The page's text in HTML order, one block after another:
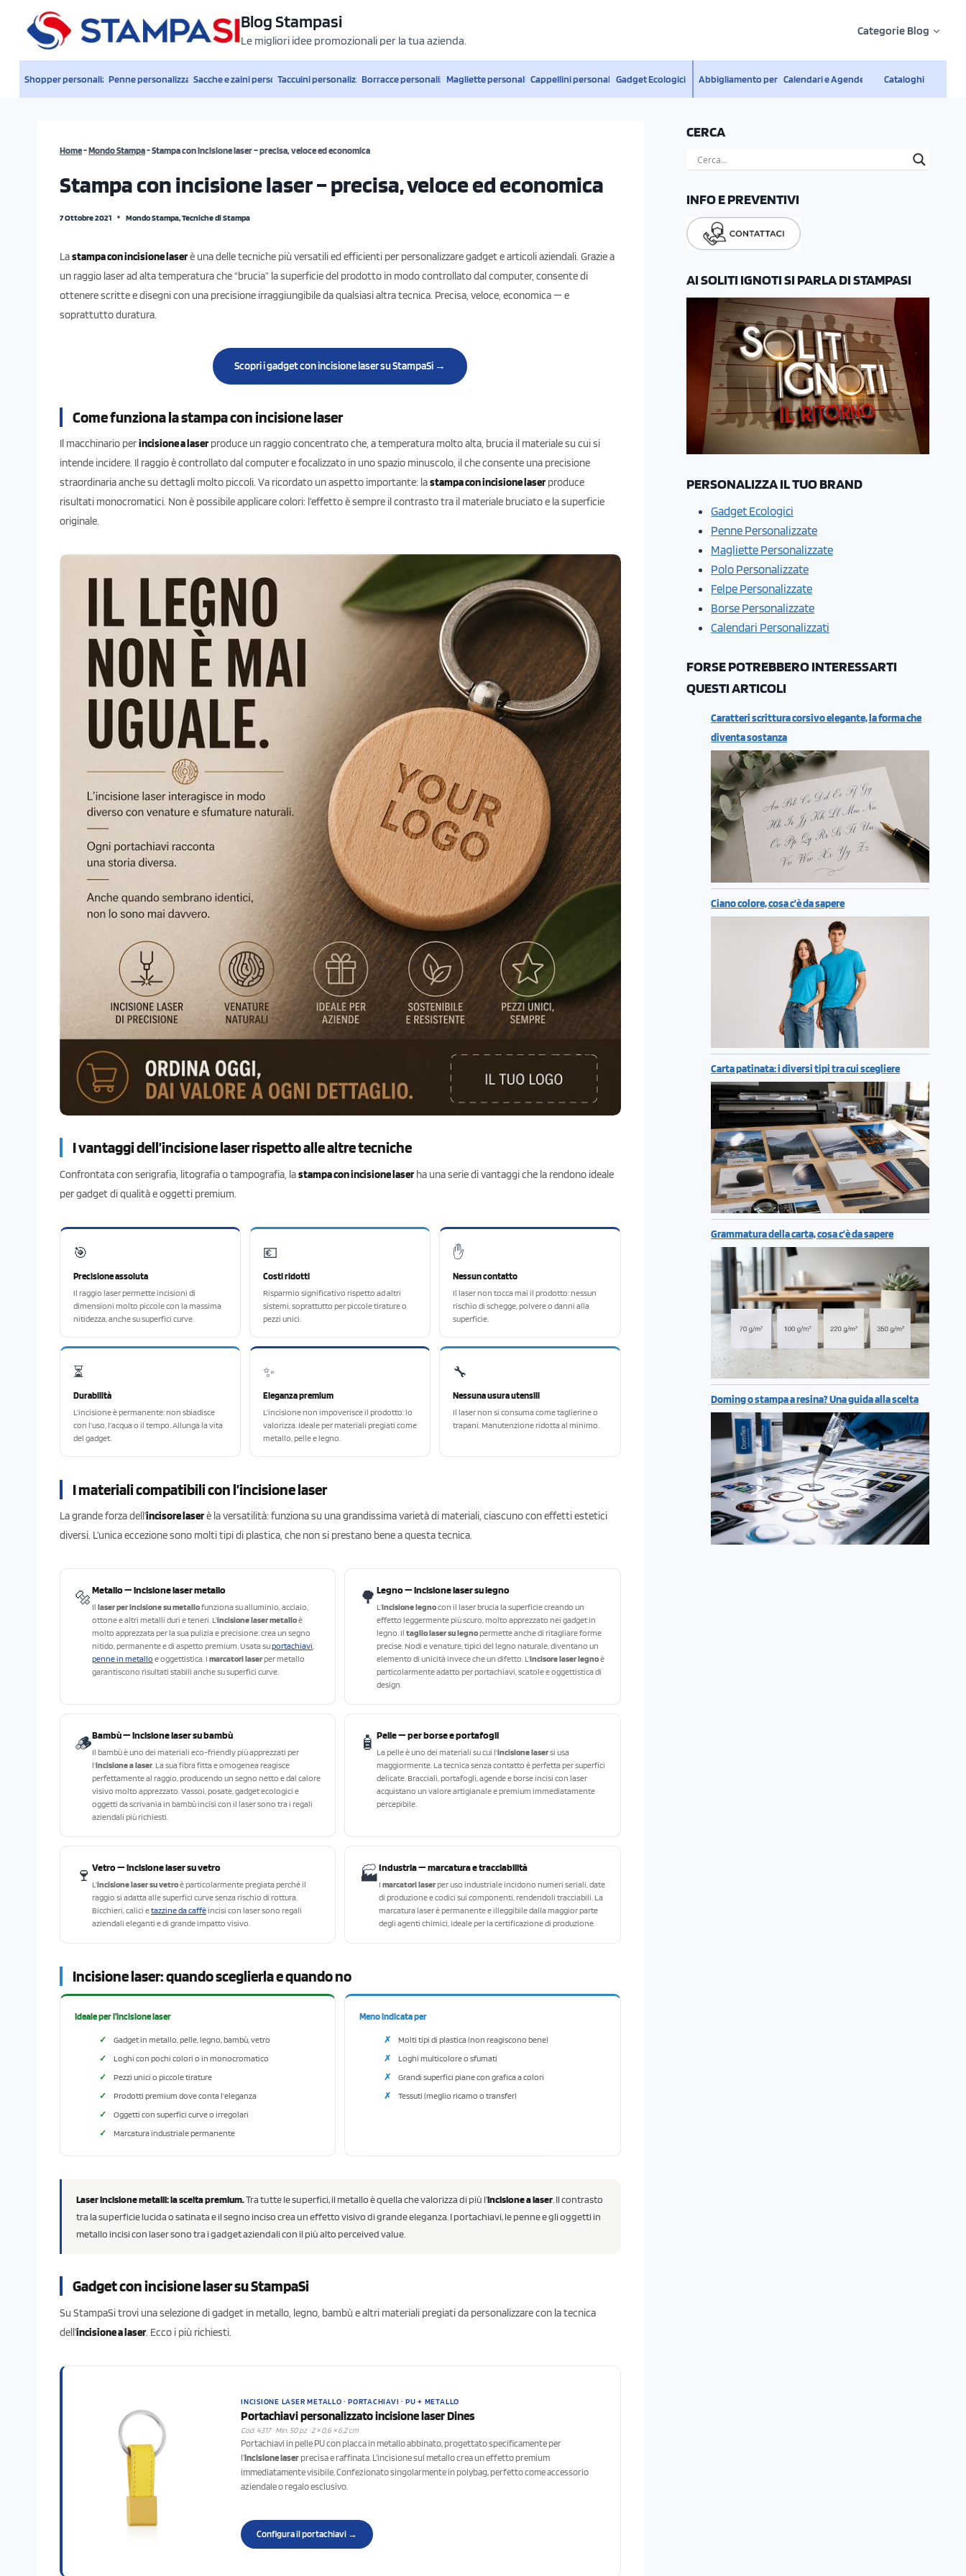
contenuto
Blog Stampasi
Le migliori idee promozionali per la tua azienda.
Categorie Blog
Shopper personalizzatePenne personalizzateSacche e zaini personalizzatiTaccuini personalizzatiBorracce personalizzateMagliette personalizzateCappellini personalizzatiGadget Ecologici Abbigliamento personalizzato
Calendari e Agende Cataloghi
Home-Mondo Stampa-Stampa con incisione laser – precisa, veloce ed economica
Stampa con incisione laser – precisa, veloce ed economica
7 Ottobre 2021 Mondo Stampa,Tecniche di Stampa
Lastampa con incisione laserè una delle tecniche più versatili ed efficienti per personalizzare gadget e articoli aziendali. Grazie a
un raggio laser ad alta temperatura che “brucia” la superficie del prodotto in modo controllato dal computer, consente di
ottenere scritte e disegni con una precisione irraggiungibile da qualsiasi altra tecnica. Precisa, veloce, economica — e
soprattutto duratura.
Scopri i gadget con incisione laser su StampaSi →
Come funziona la stampa con incisione laser
Il macchinario perincisione a laserproduce un raggio concentrato che, a temperatura molto alta, brucia il materiale su cui si
intende incidere. Il raggio è controllato dal computer e focalizzato in uno spazio minuscolo, il che consente una precisione
straordinaria anche su dettagli molto piccoli. Va ricordato un aspetto importante: lastampa con incisione laserproduce
risultati monocromatici. Non è possibile applicare colori: l’effetto è sempre il contrasto tra il materiale bruciato e la superficie
originale.
I vantaggi dell’incisione laser rispetto alle altre tecniche
Confrontata con serigrafia, litografia o tampografia, lastampa con incisione laserha una serie di vantaggi che la rendono ideale
per gadget di qualità e oggetti premium.
🎯
Precisione assoluta
Il raggio laser permette incisioni di
dimensioni molto piccole con la massima
nitidezza, anche su superfici curve.
💶
Costi ridotti
Risparmio significativo rispetto ad altri
sistemi, soprattutto per piccole tirature o
pezzi unici.
✋
Nessun contatto
Il laser non tocca mai il prodotto: nessun
rischio di schegge, polvere o danni alla
superficie.
⏳
Durabilità
L’incisione è permanente: non sbiadisce
con l’uso, l’acqua o il tempo. Allunga la vita
del gadget.
✨
Eleganza premium
L’incisione non impoverisce il prodotto: lo
valorizza. Ideale per materiali pregiati come
metallo, pelle e legno.
🔧
Nessuna usura utensili
Il laser non si consuma come taglierine o
trapani. Manutenzione ridotta al minimo.
I materiali compatibili con l’incisione laser
La grande forza dell’incisore laserè la versatilità: funziona su una grandissima varietà di materiali, ciascuno con effetti estetici
diversi. L’unica eccezione sono molti tipi di plastica, che non si prestano bene a questa tecnica.
🔩Metallo — incisione laser metallo
Il laser per incisione su metallofunziona su alluminio, acciaio,
ottone e altri metalli duri e teneri. L’incisione laser metalloè
molto apprezzata per la sua pulizia e precisione: crea un segno
nitido, permanente e di aspetto premium. Usata suportachiavi,
penne in metallo e oggettistica. I marcatori laserper metallo
garantiscono risultati stabili anche su superfici curve.
🌳Legno — incisione laser su legno
L’incisione legnocon il laser brucia la superficie creando un
effetto leggermente più scuro, molto apprezzato nei gadget in
legno. Iltaglio laser su legnopermette anche di ritagliare forme
precise. Nodi e venature, tipici del legno naturale, diventano un
elemento di unicità invece che un difetto. L’incisore laser legnoè
particolarmente adatto per portachiavi, scatole e oggettistica di
design.
🪵Bambù — incisione laser su bambù
Il bambù è uno dei materiali eco-friendly più apprezzati per
l’incisione a laser. La sua fibra fitta e omogenea reagisce
perfettamente al raggio, producendo un segno netto e dal calore
visivo molto apprezzato. Vassoi, posate, gadget ecologici e
oggetti da scrivania in bambù incisi con il laser sono tra i regali
aziendali più richiesti.
🧴Pelle — per borse e portafogli
La pelle è uno dei materiali su cui l’incisione lasersi usa
maggiormente. La tecnica senza contatto è perfetta per superfici
delicate. Bracciali, portafogli, agende e borse incisi con laser
acquistano un valore artigianale e premium immediatamente
percepibile.
🍷 Vetro — incisione laser su vetro
L’incisione laser su vetroè particolarmente pregiata perché il
raggio si adatta alle superfici curve senza rischio di rottura.
Bicchieri, calici etazzine da caffèincisi con laser sono regali
aziendali eleganti e di grande impatto visivo.
🏭Industria — marcatura e tracciabilità
Imarcatori laserper uso industriale incidono numeri seriali, date
di produzione e codici sui componenti, rendendoli tracciabili. La
marcatura laser è permanente e illeggibile dalla maggior parte
degli agenti chimici, ideale per la certificazione di produzione.
Incisione laser: quando sceglierla e quando no
Ideale per l’incisione laser
Gadget in metallo, pelle, legno, bambù, vetro
Loghi con pochi colori o in monocromatico
Pezzi unici o piccole tirature
Prodotti premium dove conta l’eleganza
Oggetti con superfici curve o irregolari
Marcatura industriale permanente
Meno indicata per
Molti tipi di plastica (non reagiscono bene)
Loghi multicolore o sfumati
Grandi superfici piane con grafica a colori
Tessuti (meglio ricamo o transfer)
Laser incisione metalli: la scelta premium.Tra tutte le superfici, il metallo è quella che valorizza di più l’incisione a laser . Il contrasto
tra la superficie lucida o satinata e il segno inciso crea un effetto visivo di grande eleganza. I portachiavi, le penne e gli oggetti in
metallo incisi con laser sono tra i gadget aziendali con il più alto perceived value.
Gadget con incisione laser su StampaSi
Su StampaSi trovi una selezione di gadget in metallo, legno, bambù e altri materiali pregiati da personalizzare con la tecnica
dell’incisione a laser. Ecco i più richiesti.
INCISIONE LASER METALLO · PORTACHIAVI · PU + METALLO
Portachiavi personalizzato incisione laser Dines
Cod. 4317 · Min. 50 pz · 2 × 0,6 × 6,2 cm
Portachiavi in pelle PU con placca in metallo abbinato, progettato specificamente per
l’incisione laser precisa e raffinata. L’incisione sul metallo crea un effetto premium
immediatamente visibile. Confezionato singolarmente in polybag, perfetto come accessorio
aziendale o regalo esclusivo.
Configura il portachiavi →
CERCA
INFO E PREVENTIVI
AI SOLITI IGNOTI SI PARLA DI STAMPASI
PERSONALIZZA IL TUO BRAND
Gadget Ecologici
Penne Personalizzate
Magliette Personalizzate
Polo Personalizzate
Felpe Personalizzate
Borse Personalizzate
Calendari Personalizzati
FORSE POTREBBERO INTERESSARTI
QUESTI ARTICOLI
Caratteri scrittura corsivo elegante, la forma che
diventa sostanza
Ciano colore, cosa c’è da sapere
Carta patinata: i diversi tipi tra cui scegliere
Grammatura della carta, cosa c’è da sapere
Doming o stampa a resina? Una guida alla scelta